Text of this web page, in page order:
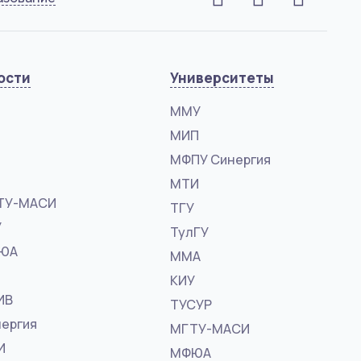
МАСИ
Университеты
ММУ
МИП
МФПУ Синергия
МТИ
ТГУ
ТулГУ
ММА
КИУ
ТУСУР
МГТУ-МАСИ
МФЮА